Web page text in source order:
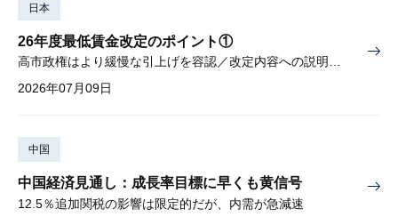
日本
26年度最低賃金改定のポイント①
高市政権はより緩慢な引上げを容認／改定内容への説明責任が焦点
2026年07月09日
中国
中国経済見通し：成長率目標に早くも黄信号
12.5％追加関税の影響は限定的だが、内需が急減速